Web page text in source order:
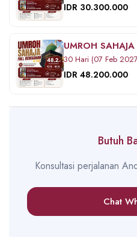
IDR 30.300.000
UMROH
30 Hari (07 Feb
IDR 48.200.000
Butuh
Konsultasi perjalanan
Chat